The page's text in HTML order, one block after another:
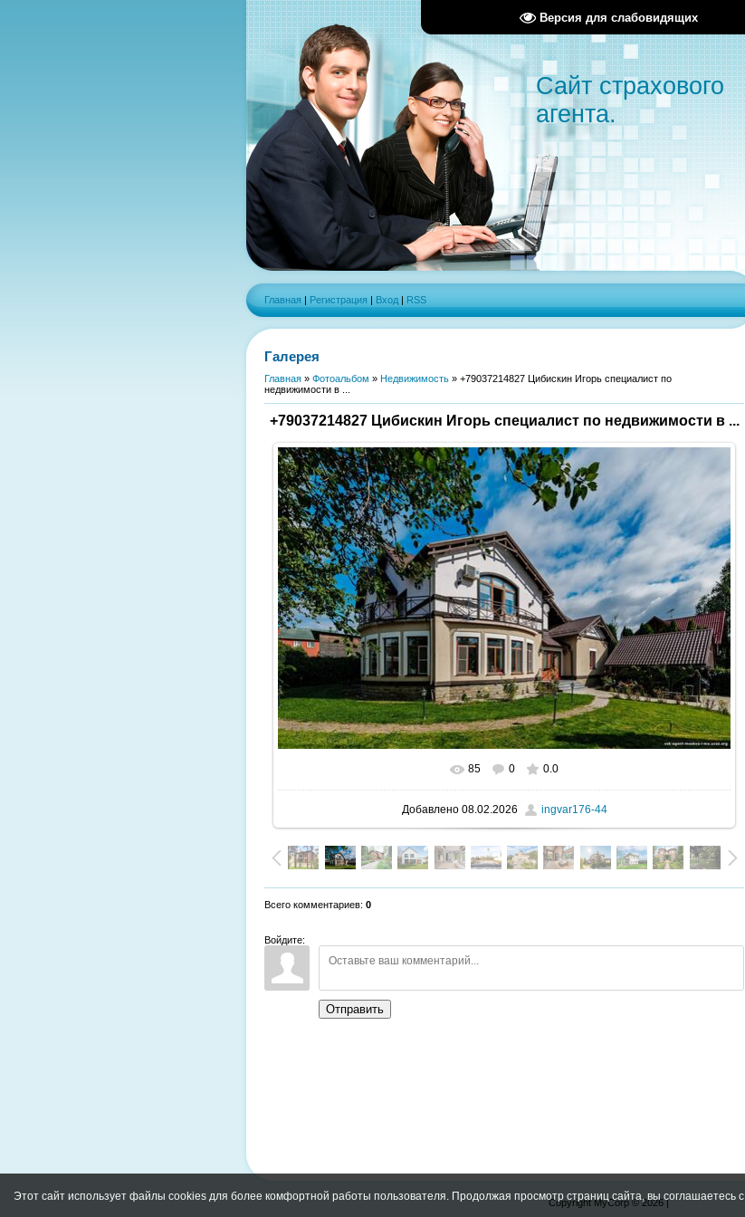
Версия для слабовидящих
Сайт страхового
агента.
Главная | Регистрация | Вход | RSS
Галерея
Главная » Фотоальбом » Недвижимость » +79037214827 Цибискин Игорь специалист по
недвижимости в ...
+79037214827 Цибискин Игорь специалист по недвижимости в ...
В реальном размере 1600x1067
85 0 0.0
Добавлено08.02.2026 ingvar176-44
Всего комментариев: 0
Войдите:
Отправить
Copyright MyCorp © 2026|
Этот сайт использует файлы cookies для более комфортной работы пользователя. Продолжая просмотр страниц сайта, вы соглашаетесь с